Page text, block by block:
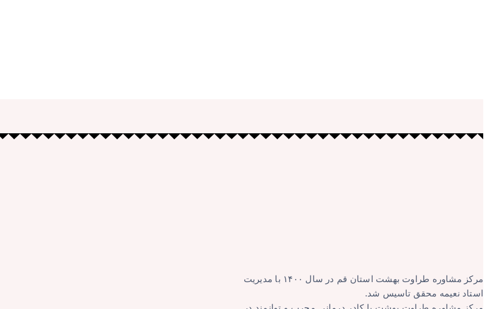
مرکز مشاوره طراوت بهشت استان قم در سال ۱۴۰۰ با مدیریت
استاد نعیمه محقق تاسیس شد.